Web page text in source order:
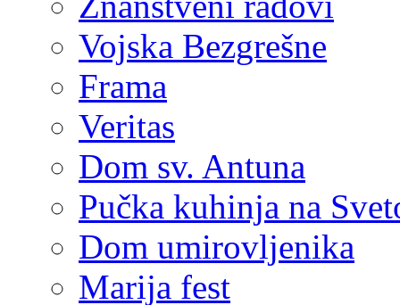
Vojska Bezgrešne
Frama
Veritas
Dom sv. Antuna
Pučka kuhinja na
Dom umirovljenika
Marija fest